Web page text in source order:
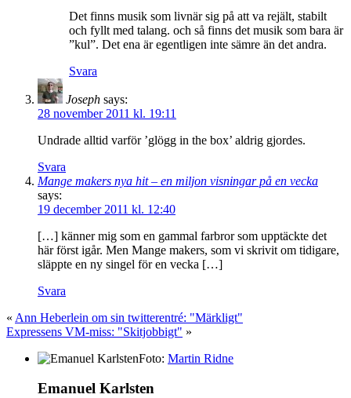
Det finns musik som livnär sig på att va rejält, stabilt
och fyllt med talang. och så finns det musik som bara är
”kul”. Det ena är egentligen inte sämre än det andra.
Svara
Joseph says:
28 november 2011 kl. 19:11
Undrade alltid varför ’glögg in the box’ aldrig gjordes.
Svara
Mange makers nya hit – en miljon visningar på en vecka
says:
19 december 2011 kl. 12:40
[…] känner mig som en gammal farbror som upptäckte det
här först igår. Men Mange makers, som vi skrivit om tidigare,
släppte en ny singel för en vecka […]
Svara
« Ann Heberlein om sin twitterentré: "Märkligt"
Expressens VM-miss: "Skitjobbigt" »
Foto: Martin Ridne
Emanuel Karlsten